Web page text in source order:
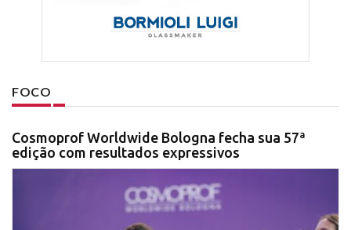
FOCO
Cosmoprof Worldwide Bologna fecha sua 57ª
edição com resultados expressivos